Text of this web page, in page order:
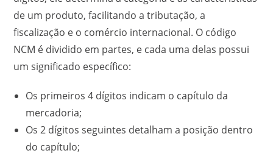
de um produto, facilitando a tributação, a
fiscalização e o comércio internacional. O código
NCM é dividido em partes, e cada uma delas possui
um significado específico:
Os primeiros 4 dígitos indicam o capítulo da
mercadoria;
Os 2 dígitos seguintes detalham a posição dentro
do capítulo;